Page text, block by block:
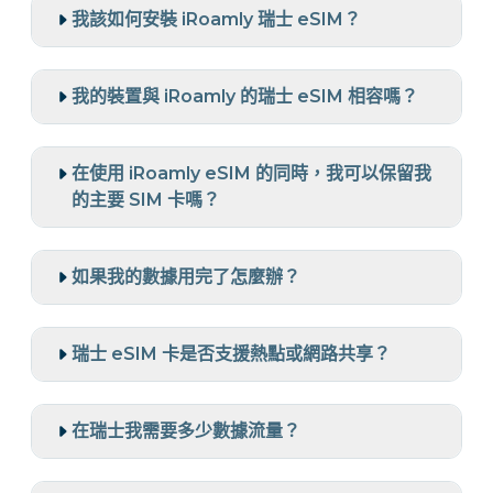
我該如何安裝 iRoamly 瑞士 eSIM？
我的裝置與 iRoamly 的瑞士 eSIM 相容嗎？
在使用 iRoamly eSIM 的同時，我可以保留我
的主要 SIM 卡嗎？
如果我的數據用完了怎麼辦？
瑞士 eSIM 卡是否支援熱點或網路共享？
在瑞士我需要多少數據流量？